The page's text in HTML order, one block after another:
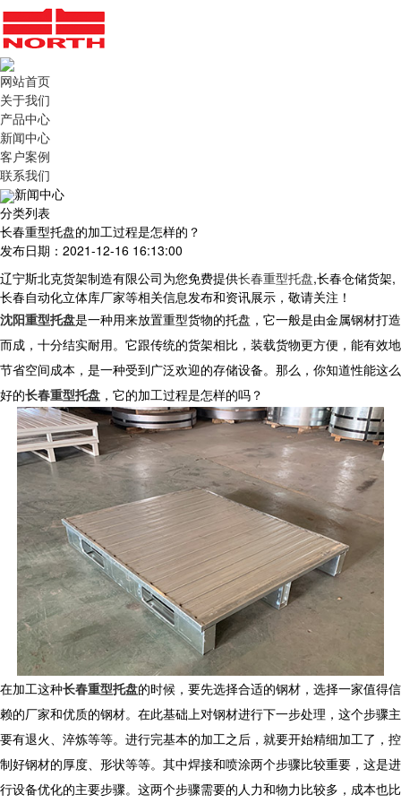
网站首页
关于我们
产品中心
新闻中心
客户案例
联系我们
新闻中心
分类列表
长春重型托盘的加工过程是怎样的？
发布日期：2021-12-16 16:13:00
辽宁斯北克货架制造有限公司为您免费提供长春重型托盘,长春仓储货架,
长春自动化立体库厂家等相关信息发布和资讯展示，敬请关注！
沈阳重型托盘是一种用来放置重型货物的托盘，它一般是由金属钢材打造
而成，十分结实耐用。它跟传统的货架相比，装载货物更方便，能有效地
节省空间成本，是一种受到广泛欢迎的存储设备。那么，你知道性能这么
好的长春重型托盘 ，它的加工过程是怎样的吗？
在加工这种长春重型托盘的时候，要先选择合适的钢材，选择一家值得信
赖的厂家和优质的钢材。在此基础上对钢材进行下一步处理，这个步骤主
要有退火、淬炼等等。进行完基本的加工之后，就要开始精细加工了，控
制好钢材的厚度、形状等等。其中焊接和喷涂两个步骤比较重要，这是进
行设备优化的主要步骤。这两个步骤需要的人力和物力比较多，成本也比